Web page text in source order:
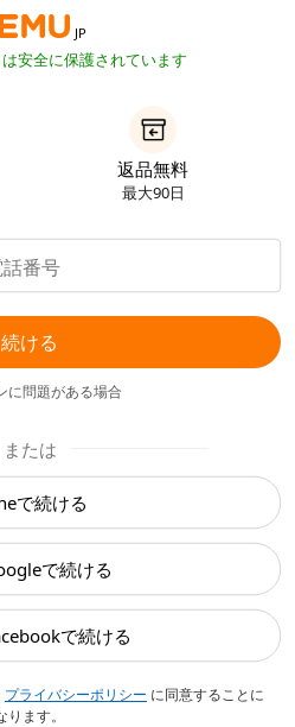
JP
安全に保護されています
返品無料
最大90日
続ける
に問題がある場合
または
で続ける
で続ける
で続ける
プライバシーポリシー に同意することに
ります。